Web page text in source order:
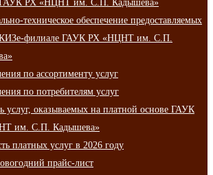
ГАУК РХ «НЦНТ им. С.П. Кадышева»
техническое обеспечение предоставляемых
КИЗе-филиале ГАУК РХ «НЦНТ им. С.П.
по ассортименту услуг
по потребителям услуг
услуг, оказываемых на платной основе ГАУК
им. С.П. Кадышева»
платных услуг в 2026 году
прайс-лист